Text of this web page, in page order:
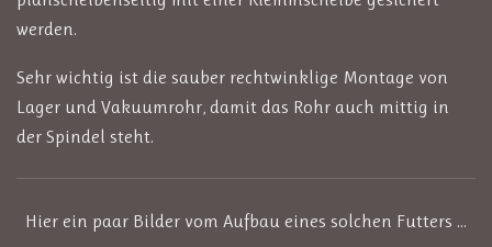
werden.
Sehr wichtig ist die sauber rechtwinklige Montage von
Lager und Vakuumrohr, damit das Rohr auch mittig in
der Spindel steht.
Hier ein paar Bilder vom Aufbau eines solchen Futters ...